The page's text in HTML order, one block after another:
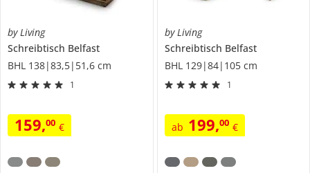
by Living
Schreibtisch Belfast
BHL 138|83,5|51,6 cm
1
159,00 €
by Living
Schreibtisch Belfast
BHL 129|84|105 cm
1
ab 199,00 €